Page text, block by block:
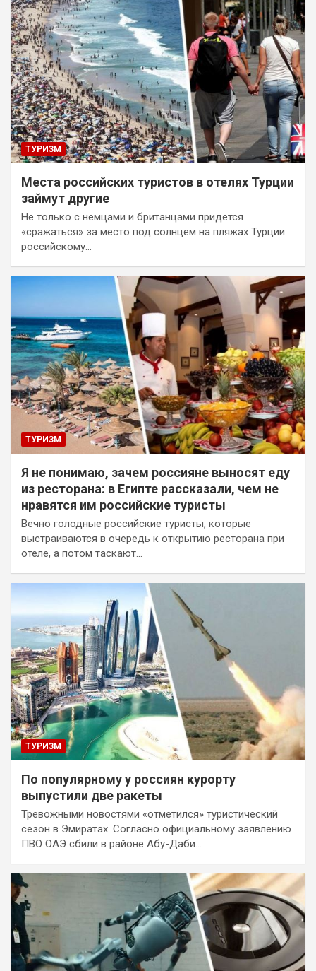
ТУРИЗМ
Места российских туристов в отелях Турции
займут другие
Не только с немцами и британцами придется
«сражаться» за место под солнцем на пляжах Турции
российскому…
ТУРИЗМ
Я не понимаю, зачем россияне выносят еду
из ресторана: в Египте рассказали, чем не
нравятся им российские туристы
Вечно голодные российские туристы, которые
выстраиваются в очередь к открытию ресторана при
отеле, а потом таскают…
ТУРИЗМ
По популярному у россиян курорту
выпустили две ракеты
Тревожными новостями «отметился» туристический
сезон в Эмиратах. Согласно официальному заявлению
ПВО ОАЭ сбили в районе Абу-Даби…